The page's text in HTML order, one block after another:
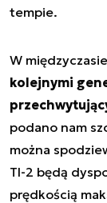
tempie.
W
kolejnymi
podano nam
można
TI-2 będą
prędkością